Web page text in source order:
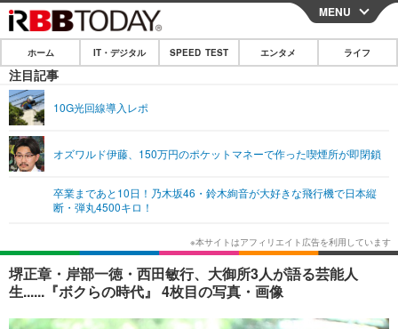
CLOSE
ホーム
IT・デジタル
ショッピング その他
SPEED TEST
エンタメ
エンタメTOP
韓国・芸能
音楽 スポーツ
ライフ
ライフTOP グルメ
ペット ショッピング
その他
リリース一覧
プッシュ通知の停止方法
MENU
ホーム IT・デジタル SPEED TEST エンタメ ライフ
注目記事
10G光回線導入レポ
オズワルド伊藤、150万円のポケットマネーで作った喫煙所が即閉鎖
卒業まであと10日！乃木坂46・鈴木絢音が大好きな飛行機で日本縦
断・弾丸4500キロ！
堺正章・岸部一徳・西田敏行、大御所3人が語る芸能人
生......『ボクらの時代』 4枚目の写真・画像